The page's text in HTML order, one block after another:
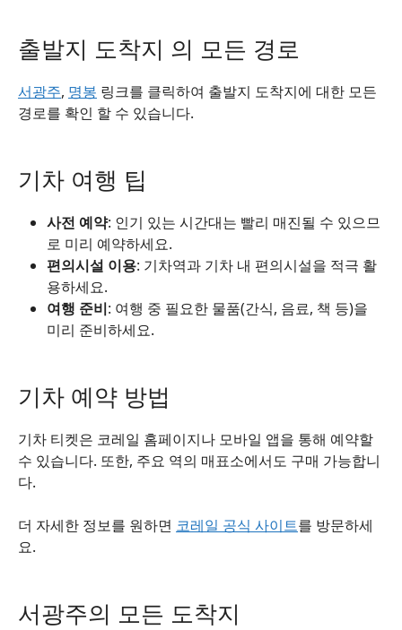
출발지 도착지 의 모든 경로
서광주, 명봉 링크를 클릭하여 출발지 도착지에 대한 모든
경로를 확인 할 수 있습니다.
기차 여행 팁
사전 예약: 인기 있는 시간대는 빨리 매진될 수 있으므
로 미리 예약하세요.
편의시설 이용: 기차역과 기차 내 편의시설을 적극 활
용하세요.
여행 준비: 여행 중 필요한 물품(간식, 음료, 책 등)을
미리 준비하세요.
기차 예약 방법
기차 티켓은 코레일 홈페이지나 모바일 앱을 통해 예약할
수 있습니다. 또한, 주요 역의 매표소에서도 구매 가능합니
다.
더 자세한 정보를 원하면 코레일 공식 사이트를 방문하세
요.
서광주의 모든 도착지